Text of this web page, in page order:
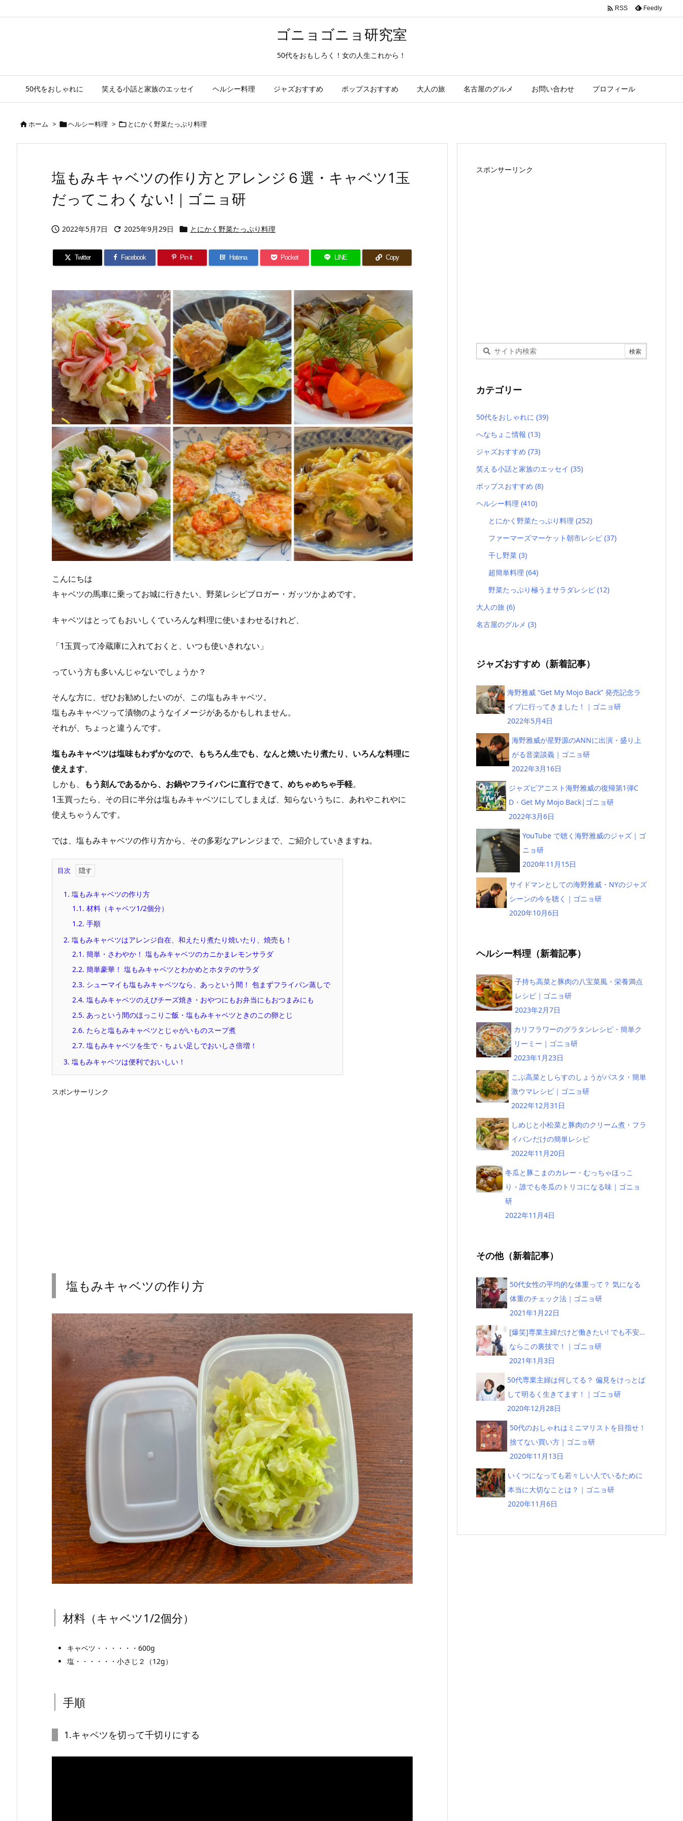
ゴニョゴニョ研究室
50代をおもしろく！女の人生これから！
50代をおしゃれに 笑える小話と家族のエッセイ ヘルシー料理 ジャズおすすめ ポップスおすすめ 大人の旅 名古屋のグルメ お問い合わせ プロフィール
 RSS Feedly
ホーム > ヘルシー料理 >  とにかく野菜たっぷり料理
塩もみキャベツの作り方とアレンジ６選・キャベツ1玉
だってこわくない!｜ゴニョ研
 2022年5月7日  2025年9月29日  とにかく野菜たっぷり料理
Twitter Facebook Pin it B! Hatena Pocket LINE Copy
こんにちは
キャベツの馬車に乗ってお城に行きたい、野菜レシピブロガー・ガッツかよめです。
キャベツはとってもおいしくていろんな料理に使いまわせるけれど、
「1玉買って冷蔵庫に入れておくと、いつも使いきれない」
っていう方も多いんじゃないでしょうか？
そんな方に、ぜひお勧めしたいのが、この塩もみキャベツ。
塩もみキャベツって漬物のようなイメージがあるかもしれません。
それが、ちょっと違うんです。
塩もみキャベツは塩味もわずかなので、もちろん生でも、なんと焼いたり煮たり、いろんな料理に
使えます。
しかも、
もう刻んであるから、お鍋やフライパンに直行できて、めちゃめちゃ手軽。
1玉買ったら、その日に半分は塩もみキャベツにしてしまえば、知らないうちに、あれやこれやに
使えちゃうんです。
では、塩もみキャベツの作り方から、その多彩なアレンジまで、ご紹介していきますね。
目次
1. 塩もみキャベツの作り方
1.1. 材料（キャベツ1/2個分）
1.2. 手順
2. 塩もみキャベツはアレンジ自在、和えたり煮たり焼いたり、焼売も！
2.1. 簡単・さわやか！ 塩もみキャベツのカニかまレモンサラダ
2.2. 簡単豪華！ 塩もみキャベツとわかめとホタテのサラダ
2.3. シューマイも塩もみキャベツなら、あっという間！ 包まずフライパン蒸しで
2.4. 塩もみキャベツのえびチーズ焼き・おやつにもお弁当にもおつまみにも
2.5. あっという間のほっこりご飯・塩もみキャベツときのこの卵とじ
2.6. たらと塩もみキャベツとじゃがいものスープ煮
2.7. 塩もみキャベツを生で・ちょい足しでおいしさ倍増！
3. 塩もみキャベツは便利でおいしい！
スポンサーリンク
塩もみキャベツの作り方
材料（キャベツ1/2個分）
キャベツ・・・・・・600g
塩・・・・・・小さじ２（12g）
手順
1.キャベツを切って千切りにする
スポンサーリンク
カテゴリー
50代をおしゃれに (39)
へなちょこ情報 (13)
ジャズおすすめ (73)
笑える小話と家族のエッセイ (35)
ポップスおすすめ (8)
ヘルシー料理 (410)
とにかく野菜たっぷり料理(252)
ファーマーズマーケット朝市レシピ(37)
干し野菜(3)
超簡単料理(64)
野菜たっぷり極うまサラダレシピ(12)
大人の旅 (6)
名古屋のグルメ (3)
ジャズおすすめ（新着記事）
海野雅威 “Get My Mojo Back” 発売記念ラ
イブに行ってきました！｜ゴニョ研
2022年5月4日
海野雅威が星野源のANNに出演・盛り上
がる音楽談義｜ゴニョ研
2022年3月16日
ジャズピアニスト海野雅威の復帰第1弾C
D・Get My Mojo Back|ゴニョ研
2022年3月6日
YouTube で聴く海野雅威のジャズ｜ゴ
ニョ研
2020年11月15日
サイドマンとしての海野雅威・NYのジャズ
シーンの今を聴く｜ゴニョ研
2020年10月6日
ヘルシー料理（新着記事）
子持ち高菜と豚肉の八宝菜風・栄養満点
レシピ｜ゴニョ研
2023年2月7日
カリフラワーのグラタンレシピ・簡単ク
リーミー｜ゴニョ研
2023年1月23日
こぶ高菜としらすのしょうがパスタ・簡単
激ウマレシピ｜ゴニョ研
2022年12月31日
しめじと小松菜と豚肉のクリーム煮・フラ
イパンだけの簡単レシピ
2022年11月20日
冬瓜と豚こまのカレー・むっちゃほっこ
り・誰でも冬瓜のトリコになる味｜ゴニョ
研
2022年11月4日
その他（新着記事）
50代女性の平均的な体重って？ 気になる
体重のチェック法｜ゴニョ研
2021年1月22日
[爆笑]専業主婦だけど働きたい! でも不安…
ならこの裏技で！｜ゴニョ研
2021年1月3日
50代専業主婦は何してる？ 偏見をけっとば
して明るく生きてます！｜ゴニョ研
2020年12月28日
50代のおしゃれはミニマリストを目指せ！
捨てない買い方｜ゴニョ研
2020年11月13日
いくつになっても若々しい人でいるために
本当に大切なことは？｜ゴニョ研
2020年11月6日